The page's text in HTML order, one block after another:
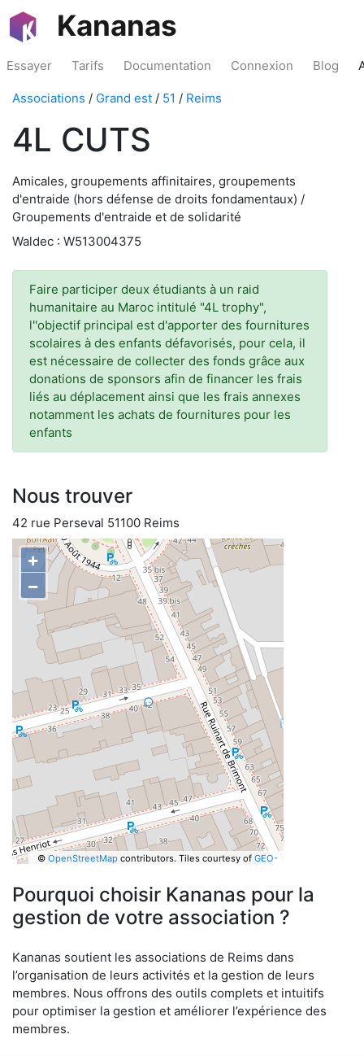
Kananas
Essayer Tarifs Documentation Connexion Blog
Associations / Grand est / 51 / Reims
4L CUTS
Amicales, groupements affinitaires, groupements
d'entraide (hors défense de droits fondamentaux) /
Groupements d'entraide et de solidarité
Waldec : W513004375
Faire participer deux étudiants à un raid
humanitaire au Maroc intitulé "4L trophy",
l''objectif principal est d'apporter des fournitures
scolaires à des enfants défavorisés, pour cela, il
est nécessaire de collecter des fonds grâce aux
donations de sponsors afin de financer les frais
liés au déplacement ainsi que les frais annexes
notamment les achats de fournitures pour les
enfants
Nous trouver
42 rue Perseval 51100 Reims
+
−
© OpenStreetMapcontributors. Tiles courtesy of GEO-
Pourquoi choisir Kananas pour la
gestion de votre association ?
Kananas soutient les associations de Reims dans
l’organisation de leurs activités et la gestion de leurs
membres. Nous offrons des outils complets et intuitifs
pour optimiser la gestion et améliorer l’expérience des
membres.